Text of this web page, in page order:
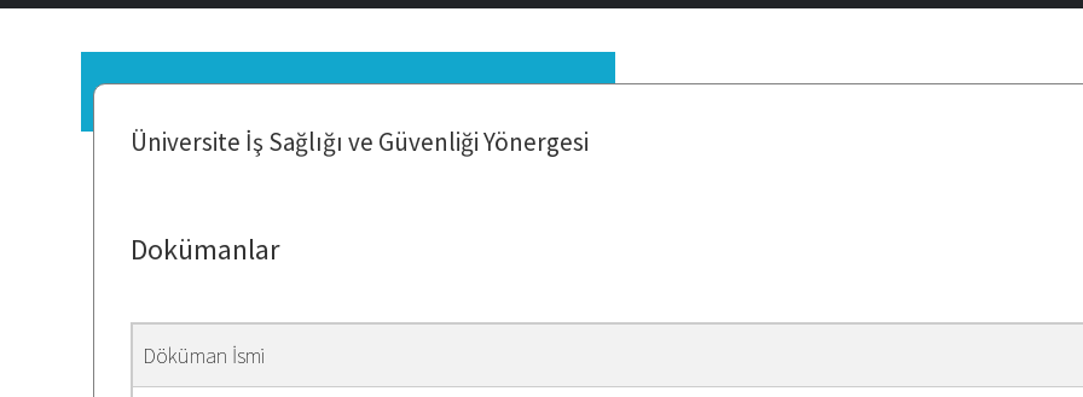
Üniversite İş Sağlığı ve Güvenliği Yönergesi
Dokümanlar
Döküman İsmi